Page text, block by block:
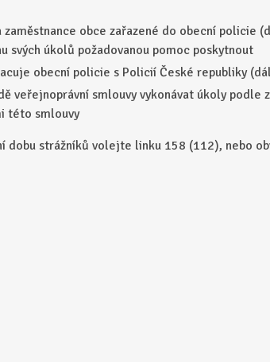
zaměstnance obce zařazené do obecní policie
svých úkolů požadovanou pomoc poskytnout
obecní policie s Policií České republiky
veřejnoprávní smlouvy vykonávat úkoly podle
této smlouvy
dobu strážníků volejte linku 158 (112), nebo